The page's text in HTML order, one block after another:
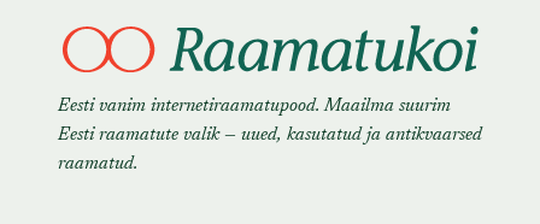
Eesti vanim internetiraamatupood. Maailma suurim
Eesti raamatute valik — uued, kasutatud ja antikvaarsed
raamatud.